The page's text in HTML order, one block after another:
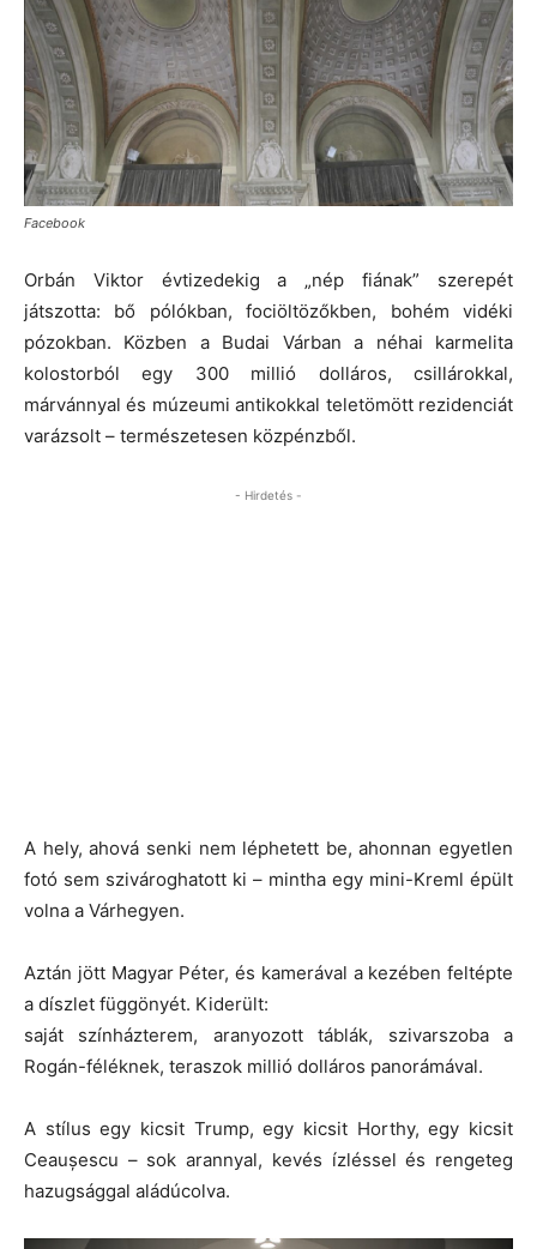
Facebook
Orbán Viktor évtizedekig a „nép fiának” szerepét
játszotta: bő pólókban, fociöltözőkben, bohém vidéki
pózokban. Közben a Budai Várban a néhai karmelita
kolostorból egy 300 millió dolláros, csillárokkal,
márvánnyal és múzeumi antikokkal teletömött rezidenciát
varázsolt – természetesen közpénzből.
- Hirdetés -
A hely, ahová senki nem léphetett be, ahonnan egyetlen
fotó sem szivároghatott ki – mintha egy mini-Kreml épült
volna a Várhegyen.
Aztán jött Magyar Péter, és kamerával a kezében feltépte
a díszlet függönyét. Kiderült:
saját színházterem, aranyozott táblák, szivarszoba a
Rogán-féléknek, teraszok millió dolláros panorámával.
A stílus egy kicsit Trump, egy kicsit Horthy, egy kicsit
Ceaușescu – sok arannyal, kevés ízléssel és rengeteg
hazugsággal aládúcolva.